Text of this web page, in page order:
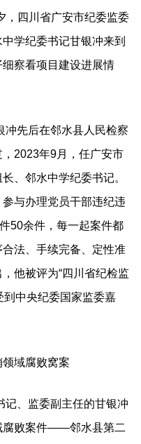
，四川省广安市纪委监委
学纪委书记甘银冲来到
察看项目建设进展情
先后在邻水县人民检察
2023年9月，任广安市
、邻水中学纪委书记。
与办理党员干部违纪违
50余件，每一起案件都
法、手续完备、定性准
他被评为“四川省纪检监
到中央纪委国家监委嘉
域腐败窝案
、监委副主任的甘银冲
腐败案件——邻水县第二